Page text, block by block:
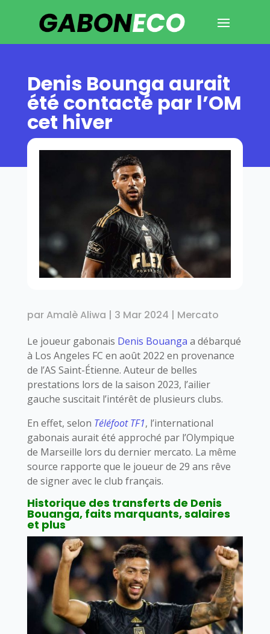
Denis Bounga aurait
été contacté par l’OM
cet hiver
parAmalè Aliwa | 3 Mar 2024 | Mercato
Le joueur gabonais Denis Bouanga a débarqué
à Los Angeles FC en août 2022 en provenance
de l’AS Saint-Étienne. Auteur de belles
prestations lors de la saison 2023, l’ailier
gauche suscitait l’intérêt de plusieurs clubs.
En effet, selon Téléfoot TF1, l’international
gabonais aurait été approché par l’Olympique
de Marseille lors du dernier mercato. La même
source rapporte que le joueur de 29 ans rêve
de signer avec le club français.
Historique des transferts de Denis
Bouanga, faits marquants, salaires
et plus